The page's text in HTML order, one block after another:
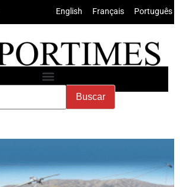
English Français Português